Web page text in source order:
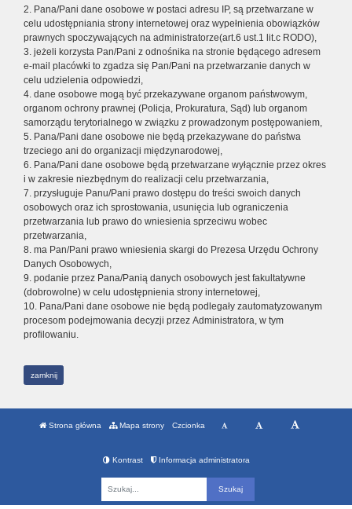
2. Pana/Pani dane osobowe w postaci adresu IP, są przetwarzane w
celu udostępniania strony internetowej oraz wypełnienia obowiązków
prawnych spoczywających na administratorze(art.6 ust.1 lit.c RODO),
3. jeżeli korzysta Pan/Pani z odnośnika na stronie będącego adresem
e-mail placówki to zgadza się Pan/Pani na przetwarzanie danych w
celu udzielenia odpowiedzi,
4. dane osobowe mogą być przekazywane organom państwowym,
organom ochrony prawnej (Policja, Prokuratura, Sąd) lub organom
samorządu terytorialnego w związku z prowadzonym postępowaniem,
5. Pana/Pani dane osobowe nie będą przekazywane do państwa
trzeciego ani do organizacji międzynarodowej,
6. Pana/Pani dane osobowe będą przetwarzane wyłącznie przez okres
i w zakresie niezbędnym do realizacji celu przetwarzania,
7. przysługuje Panu/Pani prawo dostępu do treści swoich danych
osobowych oraz ich sprostowania, usunięcia lub ograniczenia
przetwarzania lub prawo do wniesienia sprzeciwu wobec
przetwarzania,
8. ma Pan/Pani prawo wniesienia skargi do Prezesa Urzędu Ochrony
Danych Osobowych,
9. podanie przez Pana/Panią danych osobowych jest fakultatywne
(dobrowolne) w celu udostępnienia strony internetowej,
10. Pana/Pani dane osobowe nie będą podlegały zautomatyzowanym
procesom podejmowania decyzji przez Administratora, w tym
profilowaniu.
zamknij
Strona główna Mapa strony Czcionka
Kontrast Informacja administratora